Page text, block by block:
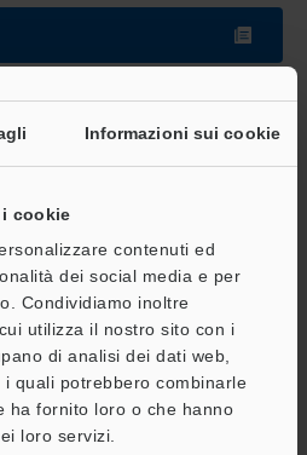
Informazioni sui cookie
cookie
contenuti ed
dei social media e per
Condividiamo inoltre
utilizza il nostro sito con i
di analisi dei dati web,
quali potrebbero combinarle
ha fornito loro o che hanno
loro servizi.